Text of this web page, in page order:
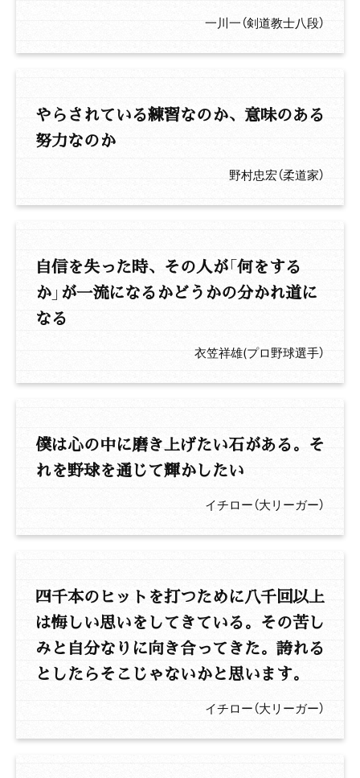
一川一（剣道教士八段）
やらされている練習なのか、意味のある
努力なのか
野村忠宏（柔道家）
自信を失った時、その人が「何をする
か」が一流になるかどうかの分かれ道に
なる
衣笠祥雄(プロ野球選手）
僕は心の中に磨き上げたい石がある。そ
れを野球を通じて輝かしたい
イチロー（大リーガー）
四千本のヒットを打つために八千回以上
は悔しい思いをしてきている。その苦し
みと自分なりに向き合ってきた。誇れる
としたらそこじゃないかと思います。
イチロー（大リーガー）